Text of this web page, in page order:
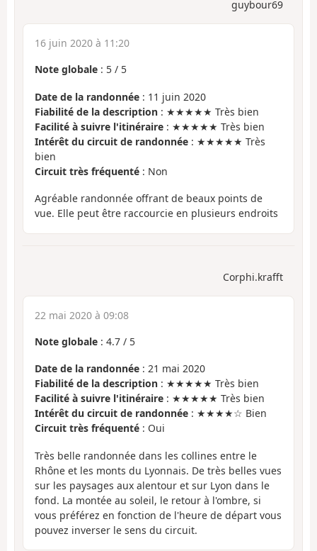
guybour69
16 juin 2020 à 11:20
Note globale : 5 / 5
Date de la randonnée : 11 juin 2020
Fiabilité de la description : ★★★★★ Très bien
Facilité à suivre l'itinéraire : ★★★★★ Très bien
Intérêt du circuit de randonnée : ★★★★★ Très
bien
Circuit très fréquenté : Non
Agréable randonnée offrant de beaux points de
vue. Elle peut être raccourcie en plusieurs endroits
Corphi.krafft
22 mai 2020 à 09:08
Note globale : 4.7 / 5
Date de la randonnée : 21 mai 2020
Fiabilité de la description : ★★★★★ Très bien
Facilité à suivre l'itinéraire : ★★★★★ Très bien
Intérêt du circuit de randonnée : ★★★★☆ Bien
Circuit très fréquenté : Oui
Très belle randonnée dans les collines entre le
Rhône et les monts du Lyonnais. De très belles vues
sur les paysages aux alentour et sur Lyon dans le
fond. La montée au soleil, le retour à l'ombre, si
vous préférez en fonction de l'heure de départ vous
pouvez inverser le sens du circuit.